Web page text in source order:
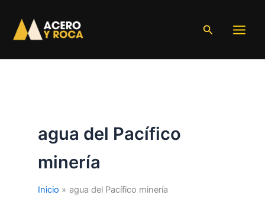
contenido
Buscar
agua del Pacífico
minería
Inicio agua del Pacífico minería